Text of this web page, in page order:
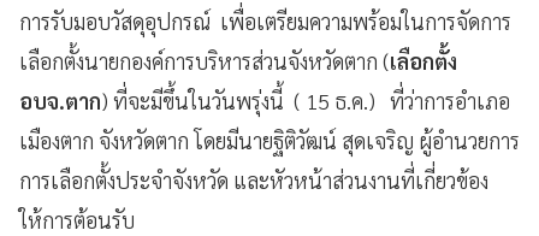
การรับมอบวัสดุอุปกรณ์ เพื่อเตรียมความพร้อมในการจัดการ
เลือกตั้งนายกองค์การบริหารส่วนจังหวัดตาก (เลือกตั้ง
อบจ.ตาก) ที่จะมีขึ้นในวันพรุ่งนี้ ( 15 ธ.ค.) ที่ว่าการอำเภอ
เมืองตาก จังหวัดตาก โดยมีนายฐิติวัฒน์ สุดเจริญ ผู้อำนวยการ
การเลือกตั้งประจำจังหวัด และหัวหน้าส่วนงานที่เกี่ยวข้อง
ให้การต้อนรับ